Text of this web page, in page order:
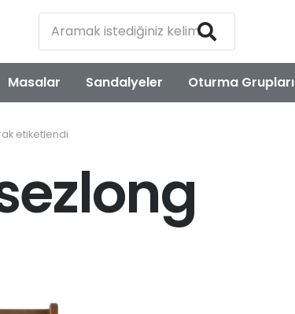
Masalar Sandalyeler Oturma Grupları
etiketlendi